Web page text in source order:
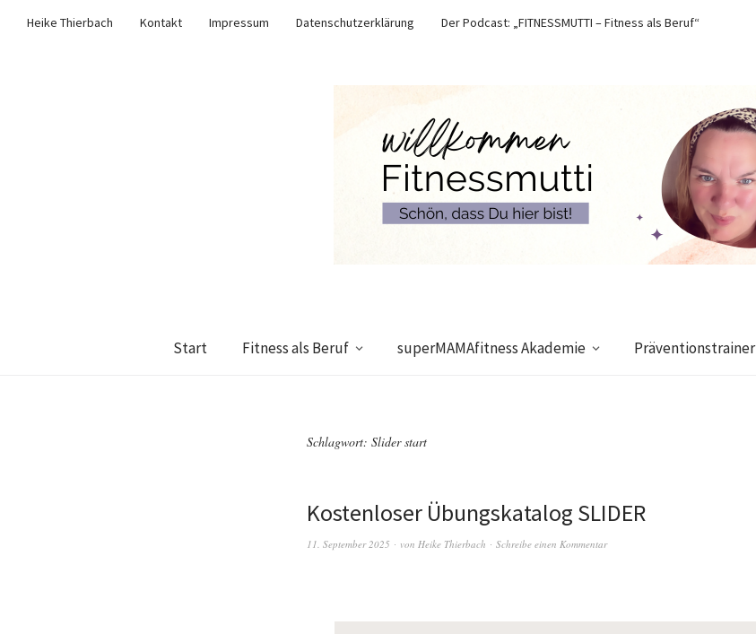
Heike Thierbach Kontakt Impressum Datenschutzerklärung
Der Podcast: „FITNESSMUTTI – Fitness als Beruf“
Start Fitness als Beruf superMAMAfitness Akademie Präventionstrainer
Schlagwort: Slider start
Kostenloser Übungskatalog SLIDER
11. September 2025 von Heike Thierbach Schreibe einen Kommentar